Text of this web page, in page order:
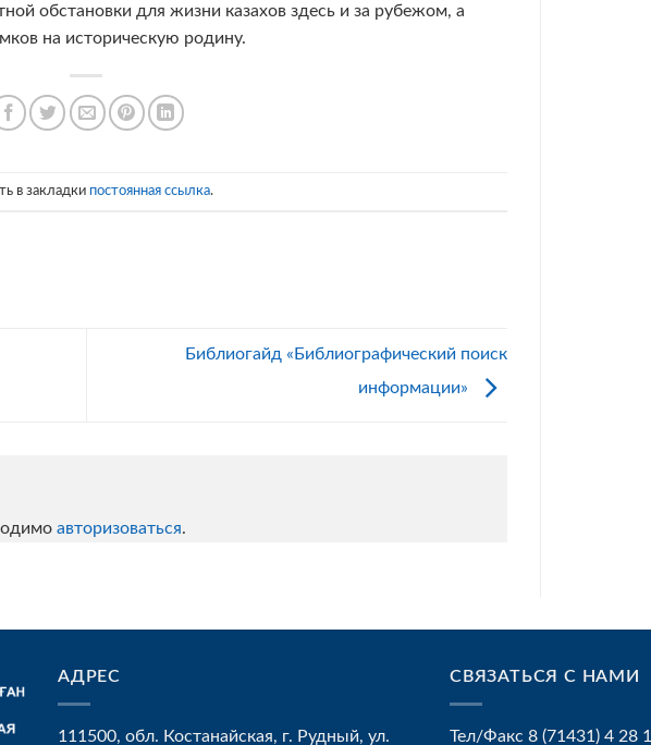
обстановки для жизни казахов здесь и за рубежом, а
на историческую родину.
в закладки постоянная ссылка.
Библиогайд «Библиографический поиск
информации»
авторизоваться.
АДРЕС
111500, обл. Костанайская, г. Рудный, ул.
СВЯЗАТЬСЯ С НАМИ
Тел/Факс 8 (71431) 4 28